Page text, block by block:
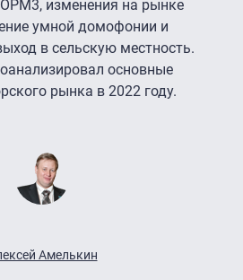
изменения на рынке
умной домофонии и
в сельскую местность.
основные
рынка в 2022 году.
Амелькин